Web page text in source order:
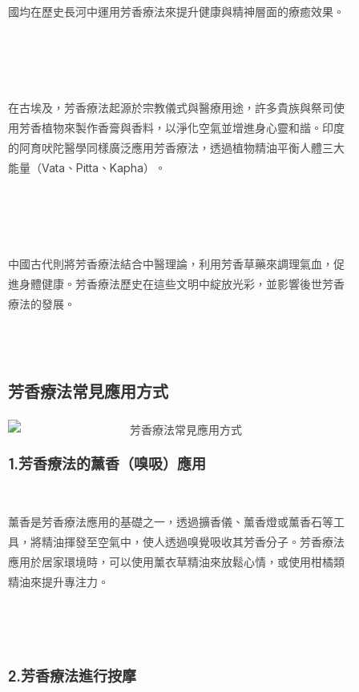
國均在歷史長河中運用芳香療法來提升健康與精神層面的療癒效果。
在古埃及，芳香療法起源於宗教儀式與醫療用途，許多貴族與祭司使
用芳香植物來製作香膏與香料，以淨化空氣並增進身心靈和諧。印度
的阿育吠陀醫學同樣廣泛應用芳香療法，透過植物精油平衡人體三大
能量（Vata、Pitta、Kapha）。
中國古代則將芳香療法結合中醫理論，利用芳香草藥來調理氣血，促
進身體健康。芳香療法歷史在這些文明中綻放光彩，並影響後世芳香
療法的發展。
芳香療法常見應用方式
1.芳香療法的薰香（嗅吸）應用
薰香是芳香療法應用的基礎之一，透過擴香儀、薰香燈或薰香石等工
具，將精油揮發至空氣中，使人透過嗅覺吸收其芳香分子。芳香療法
應用於居家環境時，可以使用薰衣草精油來放鬆心情，或使用柑橘類
精油來提升專注力。
2.芳香療法進行按摩